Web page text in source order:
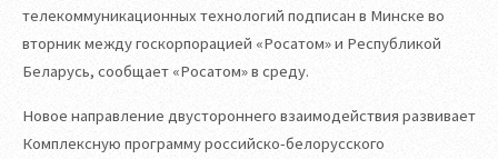
телекоммуникационных технологий подписан в Минске во
вторник между госкорпорацией «Росатом» и Республикой
Беларусь, сообщает «Росатом» в среду.
Новое направление двустороннего взаимодействия развивает
Комплексную программу российско-белорусского